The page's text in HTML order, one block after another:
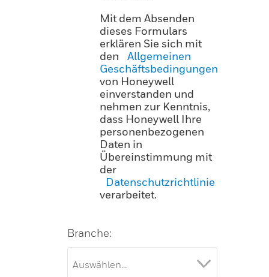
Mit dem Absenden
dieses Formulars
erklären Sie sich mit
den
Allgemeinen
Geschäftsbedingungen
von Honeywell
einverstanden und
nehmen zur Kenntnis,
dass Honeywell Ihre
personenbezogenen
Daten in
Übereinstimmung mit
der
Datenschutzrichtlinie
verarbeitet.
Branche: